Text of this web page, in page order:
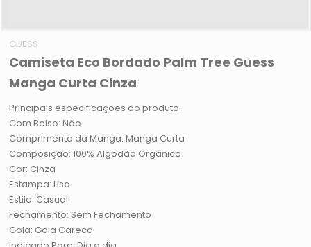
GUESS
Camiseta Eco Bordado Palm Tree Guess
Manga Curta Cinza
Principais especificações do produto:
Com Bolso: Não
Comprimento da Manga: Manga Curta
Composição: 100% Algodão Orgânico
Cor: Cinza
Estampa: Lisa
Estilo: Casual
Fechamento: Sem Fechamento
Gola: Gola Careca